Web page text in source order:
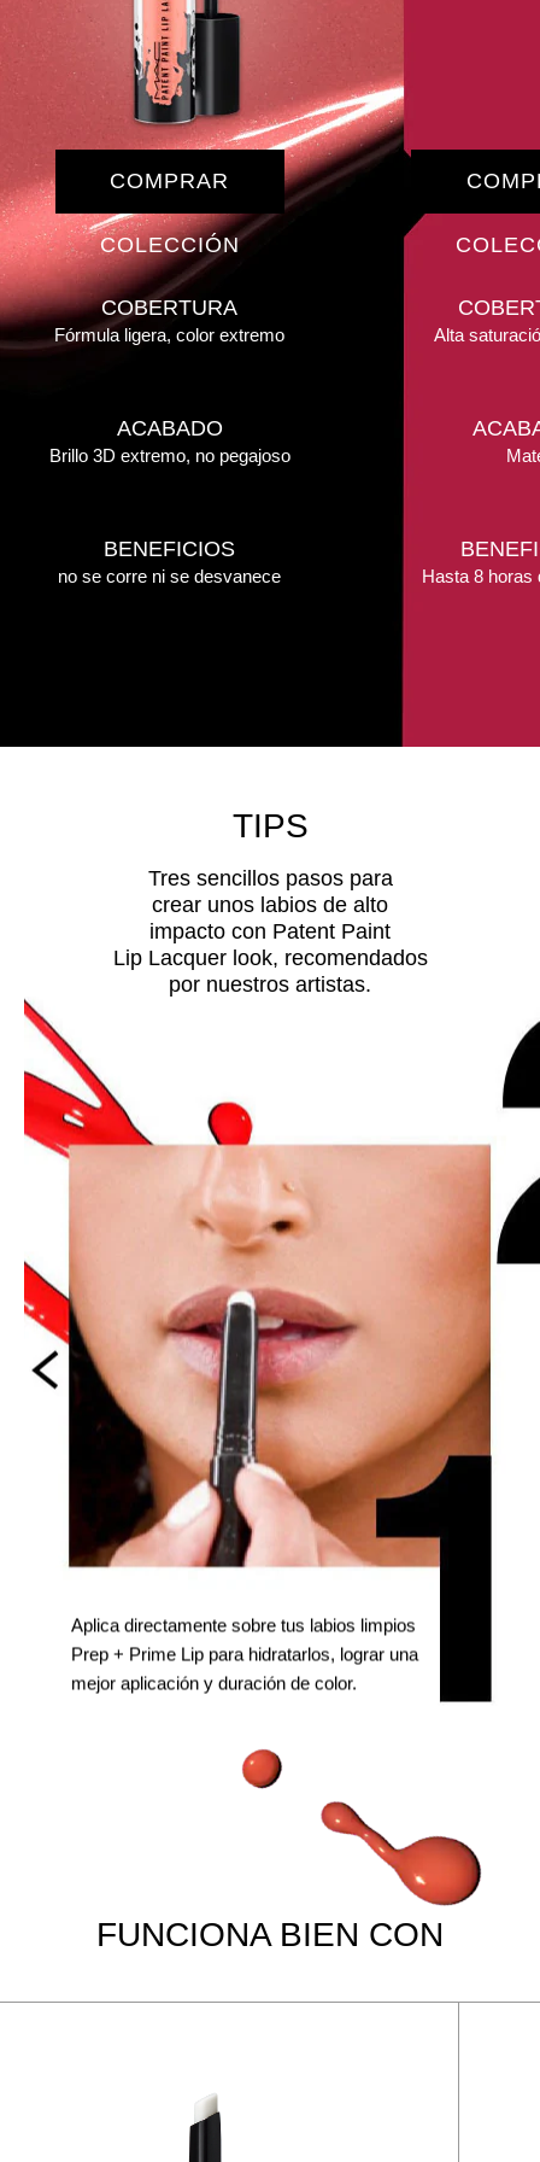
COMPRAR
COLECCIÓN
COBERTURA
Fórmula ligera, color extremo
ACABADO
Brillo 3D extremo, no pegajoso
BENEFICIOS
no se corre ni se desvanece
Alta
Hasta 8 horas
TIPS
Tres sencillos pasos para
crear unos labios de alto
impacto con Patent Paint
Lip Lacquer look, recomendados
por nuestros artistas.
Aplica directamente sobre tus labios limpios
Prep + Prime Lip para hidratarlos, lograr una
mejor aplicación y duración de color.
FUNCIONA BIEN CON